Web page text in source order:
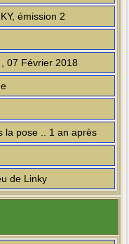
émission 2
07 Février 2018
la pose .. 1 an après
de Linky